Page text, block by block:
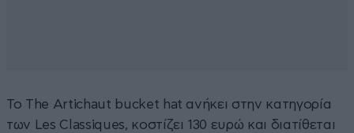
Το The Artichaut bucket hat ανήκει στην κατηγορία
των Les Classiques, κοστίζει 130 ευρώ και διατίθεται